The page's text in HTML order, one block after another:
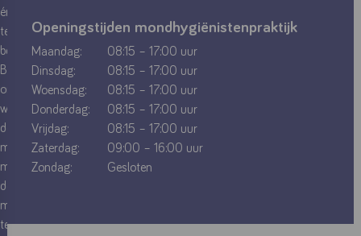
Openingstijden mondhygiënistenpraktijk
Maandag:
08:15 – 17:00 uur
Dinsdag:
08:15 – 17:00 uur
Woensdag:
08:15 – 17:00 uur
Donderdag:
08:15 – 17:00 uur
Vrijdag:
08:15 – 17:00 uur
Zaterdag:
09:00 – 16:00 uur
Zondag:
Gesloten
én
te
bestrijden.
Bij
ons
werken
deskundige
mondhygiënisten
met
de
modernste
technieken